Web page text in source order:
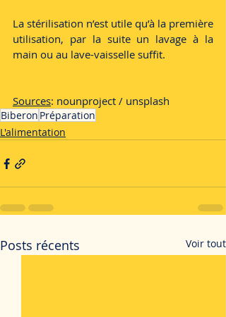
La stérilisation n’est utile qu’à la première
utilisation, par la suite un lavage à la
main ou au lave-vaisselle suffit.
Sources: nounproject / unsplash
Biberon Préparation
L'alimentation
Posts récents Voir tout